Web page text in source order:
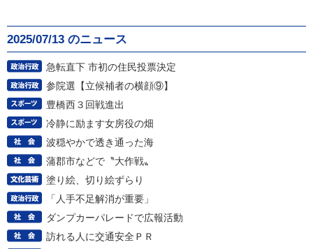
2025/07/13 のニュース
急転直下 市初の住民投票決定
参院選【立候補者の横顔⑨】
豊橋西３回戦進出
冷静に励ます女房役の畑
波穏やかで透き通った海
蒲郡市などで〝大作戦〟
塗り絵、切り絵ずらり
「人手不足解消が重要」
ダンプカーパレードで広報活動
訪れる人に交通安全ＰＲ